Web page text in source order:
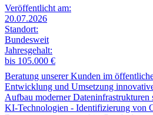
Veröffentlicht am:
20.07.2026
Standort:
Bundesweit
Jahresgehalt:
bis 105.000 €
Beratung unserer Kunden im
Entwicklung und Umsetzung
Aufbau moderner
KI-Technologien - Identifizierung von